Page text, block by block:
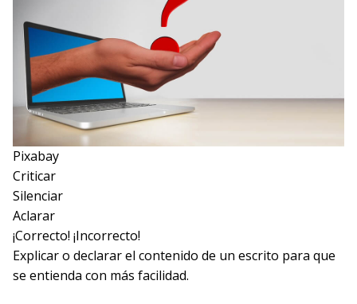
Pixabay
Criticar
Silenciar
Aclarar
¡Correcto! ¡Incorrecto!
Explicar o declarar el contenido de un escrito para que
se entienda con más facilidad.